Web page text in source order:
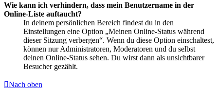
Wie kann ich verhindern, dass mein Benutzername in der
Online-Liste auftaucht?
In deinem persönlichen Bereich findest du in den
Einstellungen eine Option „Meinen Online-Status während
dieser Sitzung verbergen“. Wenn du diese Option einschaltest,
können nur Administratoren, Moderatoren und du selbst
deinen Online-Status sehen. Du wirst dann als unsichtbarer
Besucher gezählt.
Nach oben